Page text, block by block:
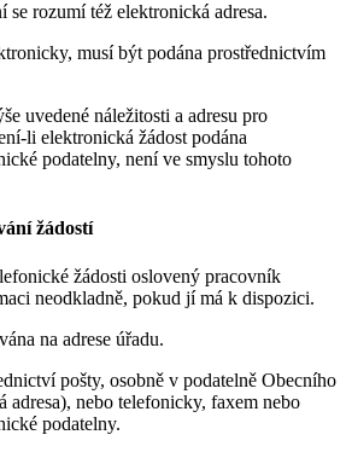
se rozumí též elektronická adresa.
musí být podána prostřednictvím
uvedené náležitosti a adresu pro
li elektronická žádost podána
podatelny, není ve smyslu tohoto
žádostí
žádosti oslovený pracovník
neodkladně, pokud jí má k dispozici.
na adrese úřadu.
pošty, osobně v podatelně Obecního
adresa), nebo telefonicky, faxem nebo
podatelny.